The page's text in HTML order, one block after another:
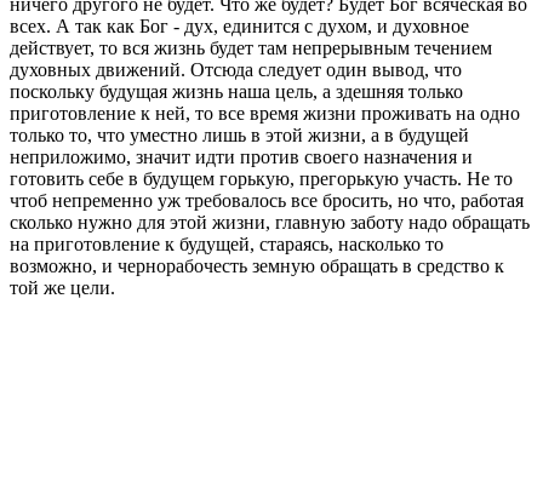
ничего другого не будет. Что же будет? Будет Бог всяческая во
всех. А так как Бог - дух, единится с духом, и духовное
действует, то вся жизнь будет там непрерывным течением
духовных движений. Отсюда следует один вывод, что
поскольку будущая жизнь наша цель, а здешняя только
приготовление к ней, то все время жизни проживать на одно
только то, что уместно лишь в этой жизни, а в будущей
неприложимо, значит идти против своего назначения и
готовить себе в будущем горькую, прегорькую участь. Не то
чтоб непременно уж требовалось все бросить, но что, работая
сколько нужно для этой жизни, главную заботу надо обращать
на приготовление к будущей, стараясь, насколько то
возможно, и чернорабочесть земную обращать в средство к
той же цели.